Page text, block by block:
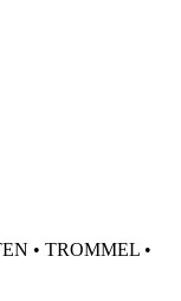
• TROMMEL •